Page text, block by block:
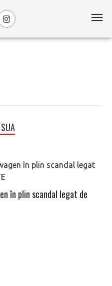
în plin scandal legat de